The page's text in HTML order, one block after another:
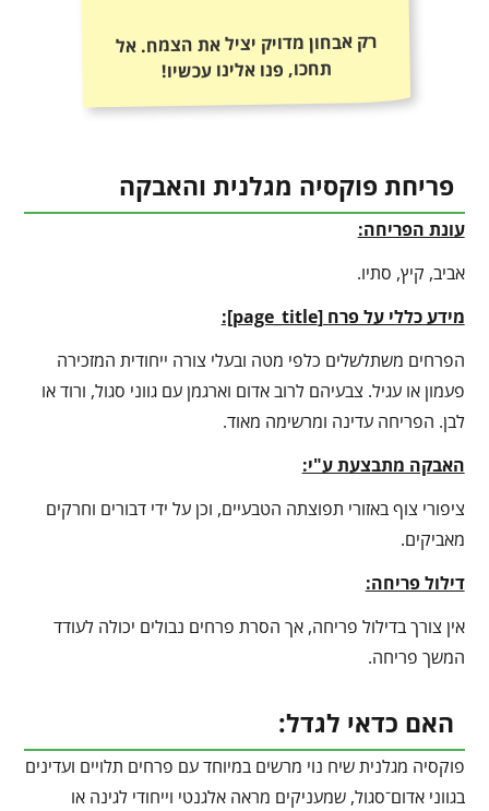
רק אבחון מדויק יציל את הצמח. אל
תחכו, פנו אלינו עכשיו!
פריחת פוקסיה מגלנית והאבקה
עונת הפריחה:
אביב, קיץ, סתיו.
מידע כללי על פרח [page_title
]:
הפרחים משתלשלים כלפי מטה ובעלי צורה ייחודית המזכירה
פעמון או עגיל. צבעיהם לרוב אדום וארגמן עם גווני סגול, ורוד או
לבן. הפריחה עדינה ומרשימה מאוד.
האבקה מתבצעת ע"י:
ציפורי צוף באזורי תפוצתה הטבעיים, וכן על ידי דבורים וחרקים
מאביקים.
דילול פריחה:
אין צורך בדילול פריחה, אך הסרת פרחים נבולים יכולה לעודד
המשך פריחה.
האם כדאי לגדל:
פוקסיה מגלנית שיח נוי מרשים במיוחד עם פרחים תלויים ועדינים
בגווני אדום־סגול, שמעניקים מראה אלגנטי וייחודי לגינה או